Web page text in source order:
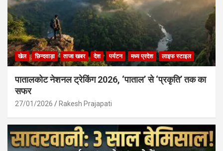
खेल छिन्दवाड़ा ताजा खबर देश पर्यटन मध्य प्रदेश लाइफ स्टाइल
पातालकोट नेशनल ट्रेकिंग 2026, ‘पाताल’ से ‘प्रकृति’ तक का
सफर
27/01/2026 Rakesh Prajapati